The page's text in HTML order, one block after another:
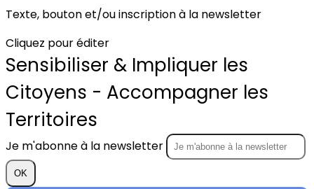
Texte, bouton et/ou inscription à la newsletter
Cliquez pour éditer
Sensibiliser & Impliquer les
Citoyens - Accompagner les
Territoires
Je m'abonne à la newsletter
OK